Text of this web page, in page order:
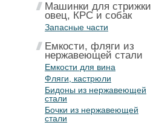
Машинки для стрижки
овец, КРС и собак
Запасные части
Емкости, фляги из
нержавеющей стали
Емкости для вина
Фляги, кастрюли
Бидоны из нержавеющей
стали
Бочки из нержавеющей
стали